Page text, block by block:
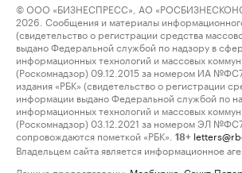
© ООО «БИЗНЕСПРЕСС», АО
2026. Сообщения и материалы
(свидетельство о регистрации средства
выдано Федеральной службой по надзору в
информационных технологий и массовых
(Роскомнадзор) 09.12.2015 за номером ИА
издания «РБК» (свидетельство о регистрации
информации выдано Федеральной службой по
информационных технологий и массовых
(Роскомнадзор) 03.12.2021 за номером ЭЛ
сопровождаются пометкой «РБК».
18+
Владельцем сайта является информационное